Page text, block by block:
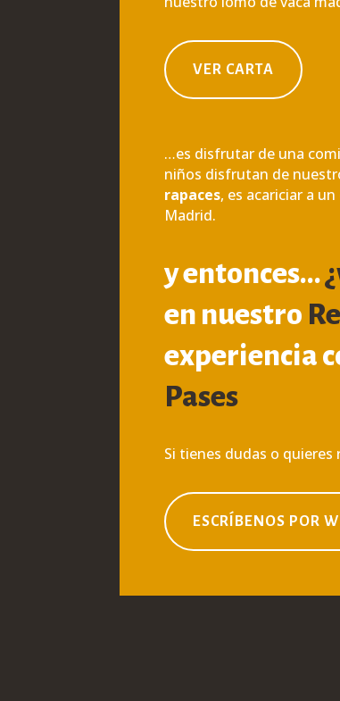
VER CARTA
…es disfrutar de una
niños disfrutan de
rapaces, es acariciar a
Madrid.
y entonces…
en nuestro
experiencia
Pases
Si tienes dudas o
ESCRÍBENOS POR